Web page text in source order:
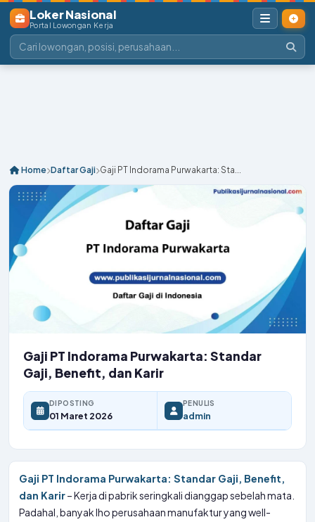
Loker Nasional
Portal Lowongan Kerja
Home Daftar Gaji Gaji PT Indorama Purwakarta: Sta...
Gaji PT Indorama Purwakarta: Standar
Gaji, Benefit, dan Karir
DIPOSTING
01 Maret 2026
PENULIS
admin
Gaji PT Indorama Purwakarta: Standar Gaji, Benefit,
dan Karir– Kerja di pabrik seringkali dianggap sebelah mata.
Padahal, banyak lho perusahaan manufaktur yang well-